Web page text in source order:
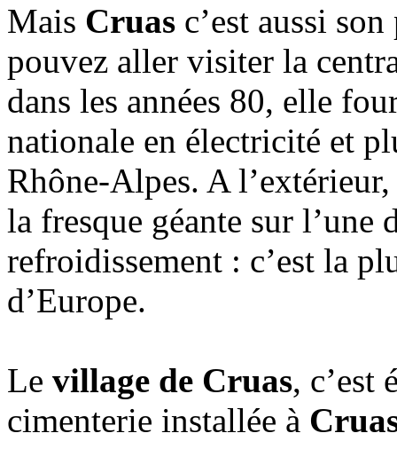
Mais Cruas c’est aussi
pouvez aller visiter la
dans les années 80, elle
nationale en électricité et
Rhône-Alpes. A
la fresque géante sur l’une
refroidissement : c’est la
d’Europe.
Le village de Cruas, c’est
cimenterie installée à